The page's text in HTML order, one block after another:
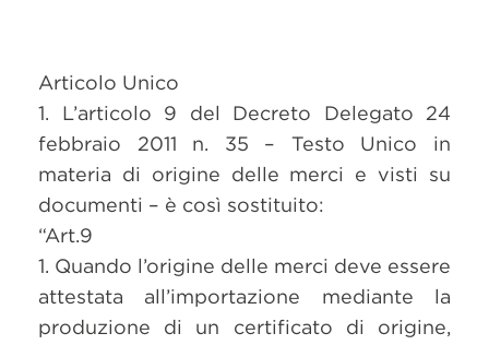
Articolo Unico
1. L’articolo 9 del Decreto Delegato 24
febbraio 2011 n. 35 – Testo Unico in
materia di origine delle merci e visti su
documenti – è così sostituito:
“Art.9
1. Quando l’origine delle merci deve essere
attestata all’importazione mediante la
produzione di un certificato di origine,